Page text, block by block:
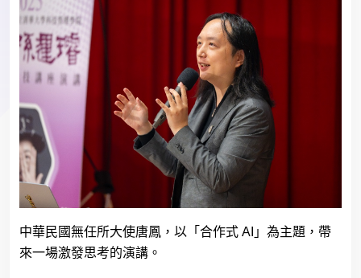
中華民國無任所大使唐鳳，以「合作式 AI 」為主題，帶
來一場激發思考的演講。